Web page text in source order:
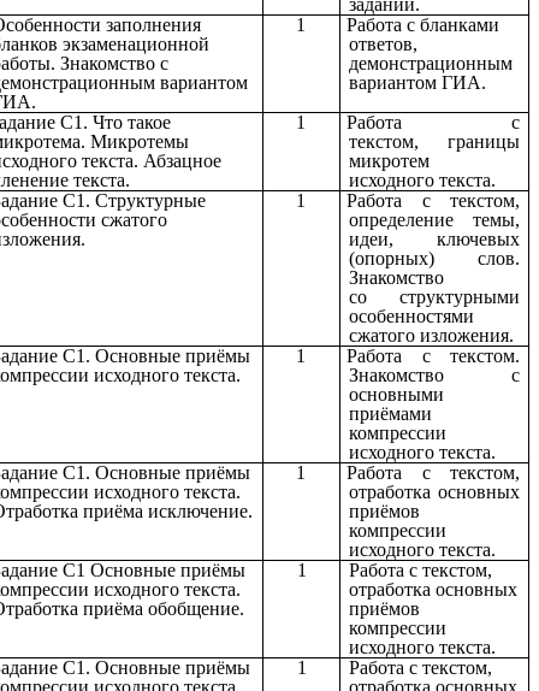
заданий.
заполнения
экзаменационной
Знакомство с
вариантом
1
Работа с бланками
ответов,
демонстрационным
вариантом ГИА.
С1. Что такое
Микротемы
текста. Абзацное
текста.
1
Работа с
текстом, границы
микротем
исходного текста.
С1. Структурные
сжатого
1
Работа с текстом,
определение темы,
идеи, ключевых
(опорных) слов.
Знакомство
со структурными
особенностями
сжатого изложения.
С1. Основные приёмы
исходного текста.
1
Работа с текстом.
Знакомство с
основными
приёмами
компрессии
исходного текста.
С1. Основные приёмы
исходного текста.
приёма исключение.
1
Работа с текстом,
отработка основных
приёмов
компрессии
исходного текста.
С1 Основные приёмы
исходного текста.
приёма обобщение.
1
Работа с текстом,
отработкаосновных
приёмов
компрессии
исходного текста.
С1. Основные приёмы
1
Работа с текстом,